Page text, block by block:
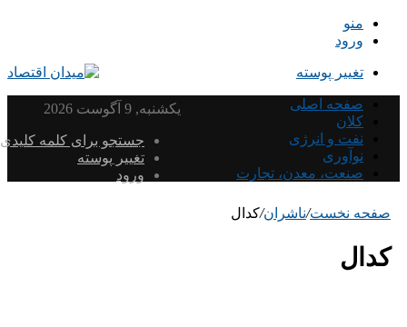
منو
ورود
تغییر پوسته
صفحه اصلی
کلان
نفت و انرژی
نوآوری
صنعت، معدن، تجارت
یکشنبه, 9 آگوست 2026
جستجو برای کلمه کلیدی
تغییر پوسته
ورود
صفحه نخست/ناشران/کدال
کدال